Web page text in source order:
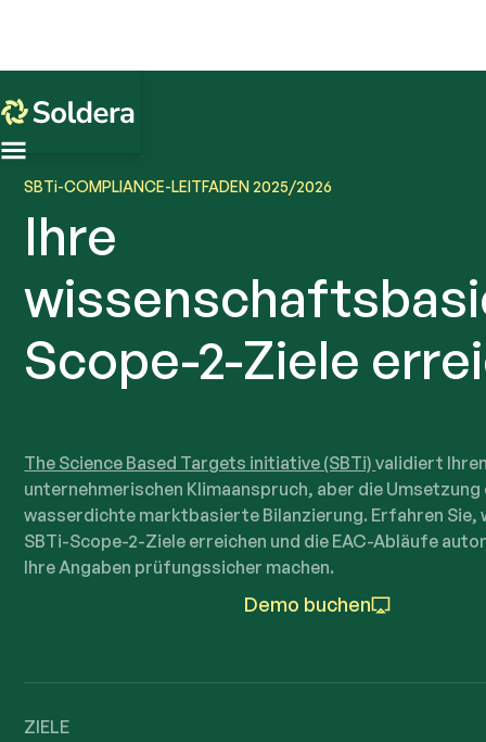
SBTi-COMPLIANCE-LEITFADEN 2025/2026
Ihre
Scope-2-Ziele
The Science Based Targets initiative (SBTi)validiert
unternehmerischen Klimaanspruch, aber die
wasserdichte marktbasierte Bilanzierung. Erfahren Sie,
SBTi-Scope-2-Ziele erreichen und die EAC-Abläufe
Ihre Angaben prüfungssicher machen.
Demo buchen
ZIELE